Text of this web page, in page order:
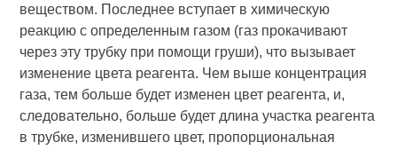
веществом. Последнее вступает в химическую
реакцию с определенным газом (газ прокачивают
через эту трубку при помощи груши), что вызывает
изменение цвета реагента. Чем выше концентрация
газа, тем больше будет изменен цвет реагента, и,
следовательно, больше будет длина участка реагента
в трубке, изменившего цвет, пропорциональная